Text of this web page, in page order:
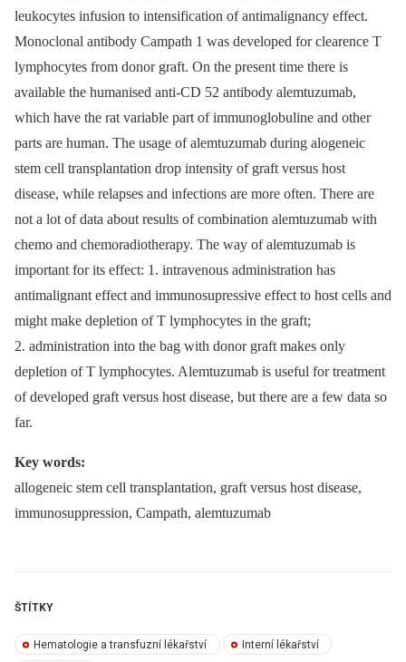
leukocytes infusion to intensification of antimalignancy effect.
Monoclonal antibody Campath 1 was developed for clearence T
lymphocytes from donor graft. On the present time there is
available the humanised anti-CD 52 antibody alemtuzumab,
which have the rat variable part of immunoglobuline and other
parts are human. The usage of alemtuzumab during alogeneic
stem cell transplantation drop intensity of graft versus host
disease, while relapses and infections are more often. There are
not a lot of data about results of combination alemtuzumab with
chemo and chemoradiotherapy. The way of alemtuzumab is
important for its effect: 1. intravenous administration has
antimalignant effect and immunosupressive effect to host cells and
might make depletion of T lymphocytes in the graft;
2. administration into the bag with donor graft makes only
depletion of T lymphocytes. Alemtuzumab is useful for treatment
of developed graft versus host disease, but there are a few data so
far.
Key words:
allogeneic stem cell transplantation, graft versus host disease,
immunosuppression, Campath, alemtuzumab
ŠTÍTKY
Hematologie a transfuzní lékařství Interní lékařství